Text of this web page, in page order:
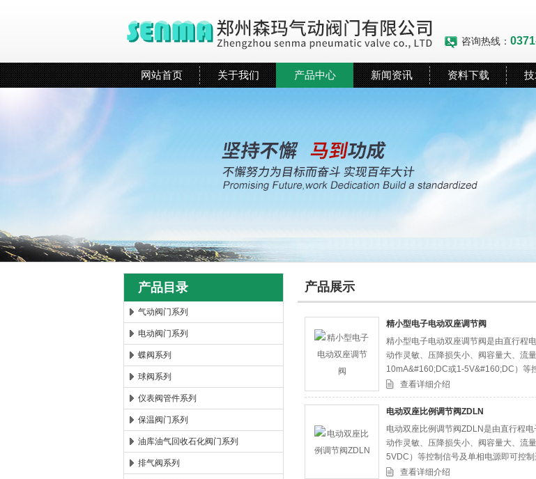
郑州森玛自控阀门有限公司
咨询热线：
网站首页 关于我们 产品中心 新闻资讯 资料下载
产品目录
气动阀门系列
电动阀门系列
蝶阀系列
球阀系列
仪表阀管件系列
保温阀门系列
油库油气回收石化阀门系列
排气阀系列
产品展示
精小型电子电动双座调节阀
精小型电子电动双座调节阀是由直行程
动作灵敏、压降损失小、阀容量大、流
10mA&#160;DC或1-5V&#160;DC）等
节控制查看详细介绍
电动双座比例调节阀ZDLN
电动双座比例调节阀ZDLN是由直行程
动作灵敏、压降损失小、阀容量大、流
5VDC）等控制信号及单相电源即可控
查看详细介绍